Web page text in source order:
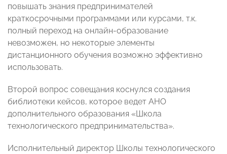
повышать знания предпринимателей
краткосрочными программами или курсами, т.к.
полный переход на онлайн-образование
невозможен, но некоторые элементы
дистанционного обучения возможно эффективно
использовать.
Второй вопрос совещания коснулся создания
библиотеки кейсов, которое ведет АНО
дополнительного образования «Школа
технологического предпринимательства».
Исполнительный директор Школы технологического